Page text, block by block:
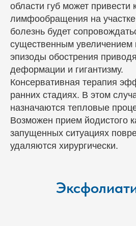
области губ может
лимфообращения на
болезнь будет
существенным увеличением
эпизоды обострения
деформации и гигантизму.
Консервативная терапия
ранних стадиях. В этом
назначаются тепловые
Возможен прием йодистого
запущенных ситуациях
удаляются хирургически.